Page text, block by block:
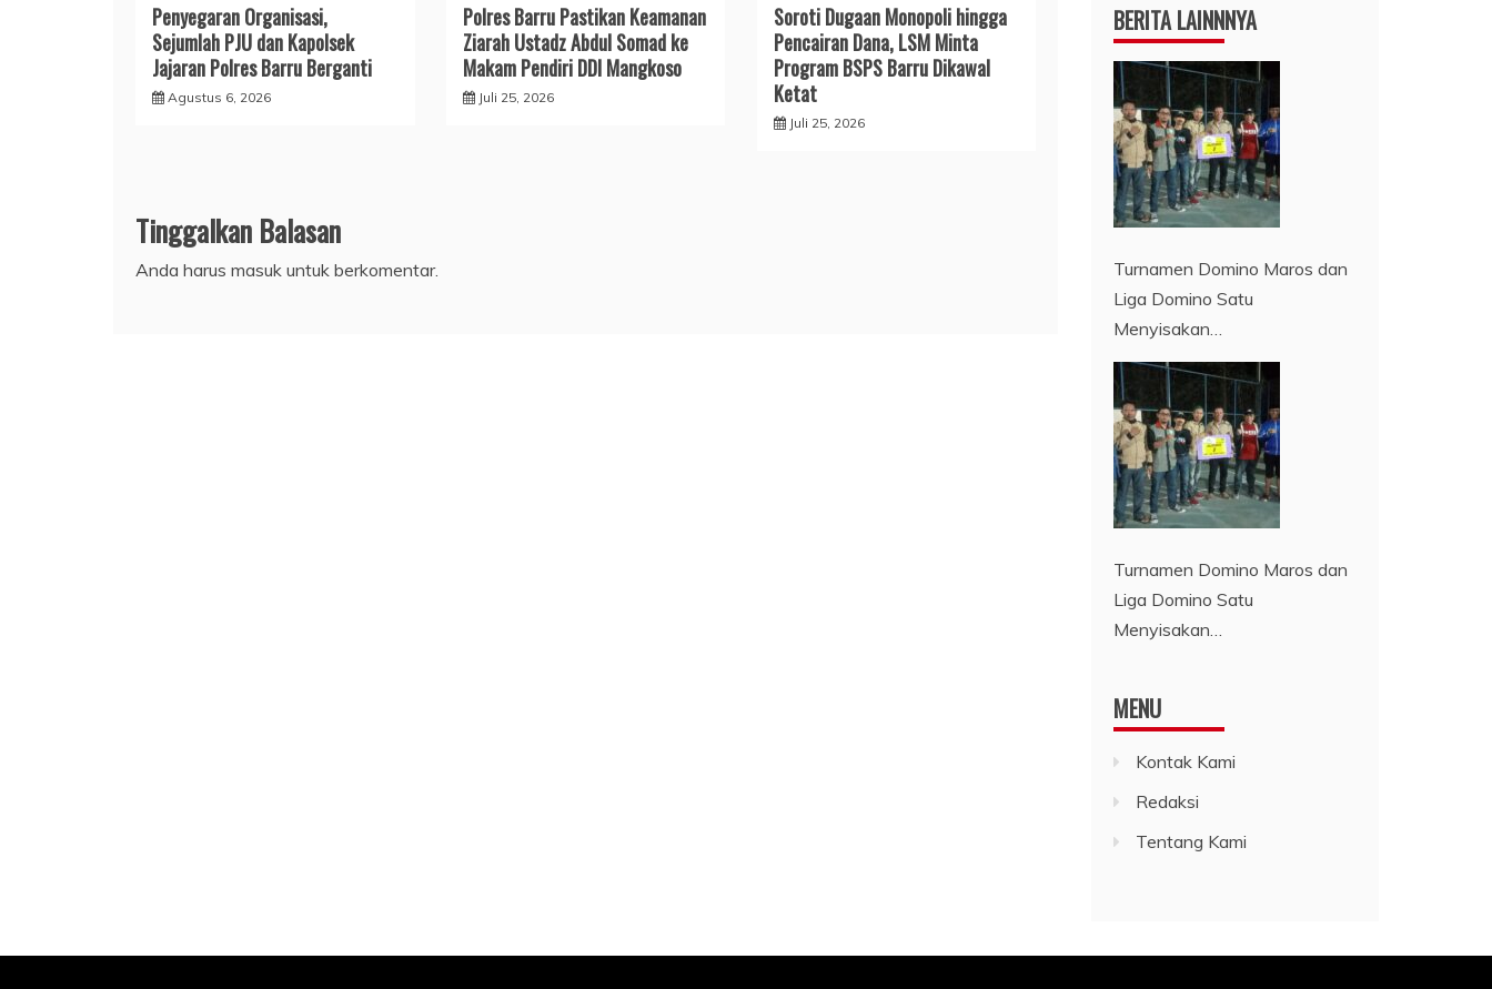
​Penyegaran Organisasi,
Sejumlah PJU dan Kapolsek
Jajaran Polres Barru Berganti
Agustus 6, 2026
​Polres Barru Pastikan Keamanan
Ziarah Ustadz Abdul Somad ke
Makam Pendiri DDI Mangkoso
Juli 25, 2026
​Soroti Dugaan Monopoli hingga
Pencairan Dana, LSM Minta
Program BSPS Barru Dikawal
Ketat
Juli 25, 2026
Tinggalkan Balasan
Anda harus masuk untuk berkomentar.
BERITA LAINNNYA
Turnamen Domino Maros dan
Liga Domino Satu
Menyisakan…
Turnamen Domino Maros dan
Liga Domino Satu
Menyisakan…
MENU
Kontak Kami
Redaksi
Tentang Kami